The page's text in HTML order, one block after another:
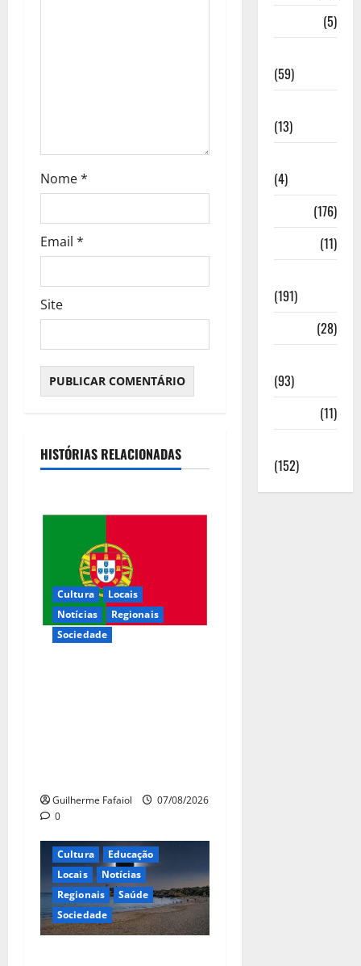
o
s
Nome*
Email *
Site
HISTÓRIAS RELACIONADAS
Cultura
Locais
Notícias
Regionais
Sociedade
Guilherme Fafaiol
07/08/2026
0
Cultura
Educação
Locais
Notícias
Regionais
Saúde
Sociedade
(5)
(59)
(13)
(4)
(176)
(11)
(191)
(28)
(93)
(11)
(152)